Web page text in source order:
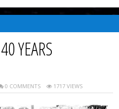
YEARS
0 COMMENTS 1717 VIEWS